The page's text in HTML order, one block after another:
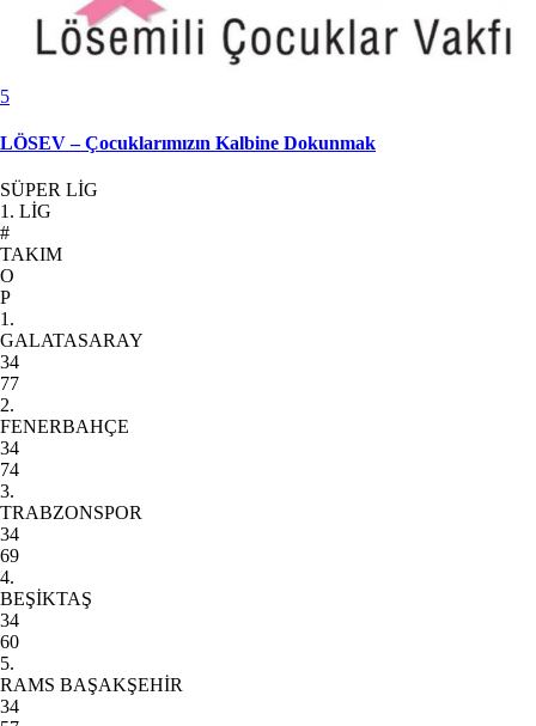
5
LÖSEV – Çocuklarımızın Kalbine Dokunmak
SÜPER LİG
1. LİG
#
TAKIM
O
P
1.
GALATASARAY
34
77
2.
FENERBAHÇE
34
74
3.
TRABZONSPOR
34
69
4.
BEŞİKTAŞ
34
60
5.
RAMS BAŞAKŞEHİR
34